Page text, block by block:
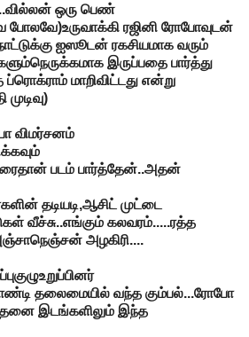
ஒரு பெண்
ரஜினி ரோபோவுடன்
ஐஸூடன் ரகசியமாக வரும்
இருப்பதை பார்த்து
ப்ரொக்ராம் மாறிவிட்டது என்று
விமர்சனம்
படம் பார்த்தேன்..அதன்
தடியடி,ஆசிட் முட்டை
வீச்சு..எங்கும் கலவரம்.....ரத்த
அழகிரி....
தலைமையில் வந்த கும்பல்...ரோபோ
இடங்களிலும் இந்த